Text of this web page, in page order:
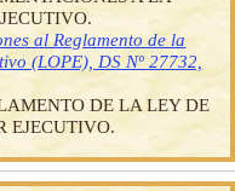
al Reglamento de la
(LOPE), DS Nº 27732,
DE LA LEY DE
EJECUTIVO.